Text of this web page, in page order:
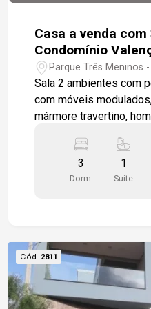
Casa a venda
Condomínio
Parque Três Meninos
Sala 2 ambientes com
com móveis
mármore travertino,
aquecimento nas
armários e quintal para
quartos, sendo um
possuem piso de
cozinha têm
home cine são
área gourmet conta
3
Dorm.
1
Suite
Cód. 2811